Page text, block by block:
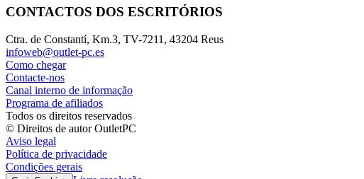
CONTACTOS DOS ESCRITÓRIOS
Ctra. de Constantí, Km.3, TV-7211, 43204 Reus
infoweb@outlet-pc.es
Como chegar
Contacte-nos
Canal interno de informação
Programa de afiliados
Todos os direitos reservados
© Direitos de autor OutletPC
Aviso legal
Política de privacidade
Condições gerais